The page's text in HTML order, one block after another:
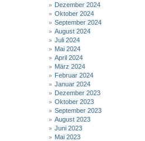
Dezember 2024
Oktober 2024
September 2024
August 2024
Juli 2024
Mai 2024
April 2024
März 2024
Februar 2024
Januar 2024
Dezember 2023
Oktober 2023
September 2023
August 2023
Juni 2023
Mai 2023